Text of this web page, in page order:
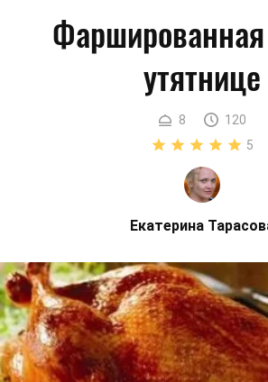
Фаршированная
утятнице
8
120
5
Екатерина